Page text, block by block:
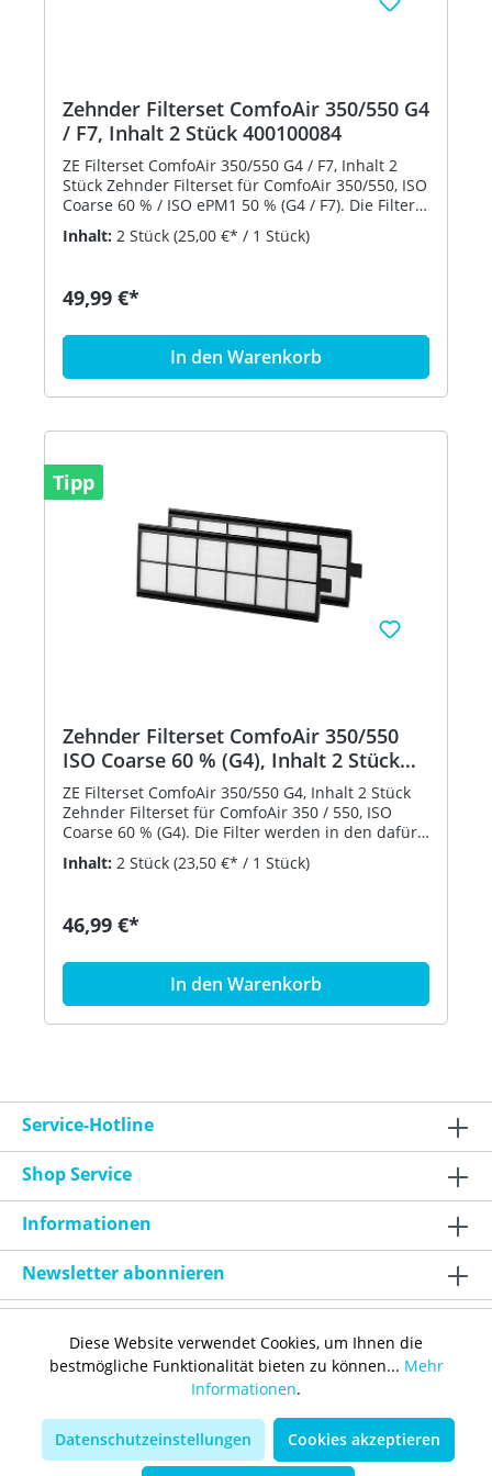
Zehnder Filterset ComfoAir 350/550 G4
/ F7, Inhalt 2 Stück 400100084
ZE Filterset ComfoAir 350/550 G4 / F7, Inhalt 2
Stück Zehnder Filterset für ComfoAir 350/550, ISO
Coarse 60 % / ISO ePM1 50 % (G4 / F7). Die Filter
Einschubschächten in das Lüftungsgerät
der Luft vorgenommen werden. Der Austausch
vorgenommen werden. Die Luftrichtung ist auf
jedem Filterelement gekennzeichnet. Mit diesem
Filterset besteht die Möglichkeit die
Lüftungsgeräte ohne den Einbau eines externen
G4 / F7, Inhalt 2 Stück Fabrikat: Zehnder
Comfosystems Artikelnummer: 400 100 084
Inhalt: 2 Stück (25,00 €* / 1 Stück)
49,99 €*
In den Warenkorb
Tipp
Zehnder Filterset ComfoAir 350/550
ISO Coarse 60 % (G4), Inhalt 2 Stück
400100085
ZE Filterset ComfoAir 350/550 G4, Inhalt 2 Stück
Zehnder Filterset für ComfoAir 350 / 550, ISO
Coarse 60 % (G4). Die Filter werden in den dafür
Lüftungsgerät eingesetzt. Der Austausch der
Austausch kann werkzeuglos durch den Benutzer
jedem Filterelement gekennzeichnet. Typ: ZE
Filterset ComfoAir 350/550 G4, Inhalt 2 Stück
Fabrikat: Zehnder Comfosystems Artikelnummer:
400 100 085
Inhalt: 2 Stück (23,50 €* / 1 Stück)
46,99 €*
In den Warenkorb
Service-Hotline
Shop Service
Informationen
Newsletter abonnieren
Bestellung widerrufen
* Alle Preise inkl. gesetzl. Mehrwertsteuer zzgl.
Diese Website verwendet Cookies, um Ihnen die
bestmögliche Funktionalität bieten zu können... Mehr
Informationen.
Datenschutzeinstellungen Cookies akzeptieren